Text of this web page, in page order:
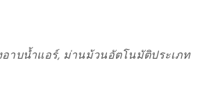
าบน้ำแอร์, ม่านม้วนอัตโนมัติประเภท